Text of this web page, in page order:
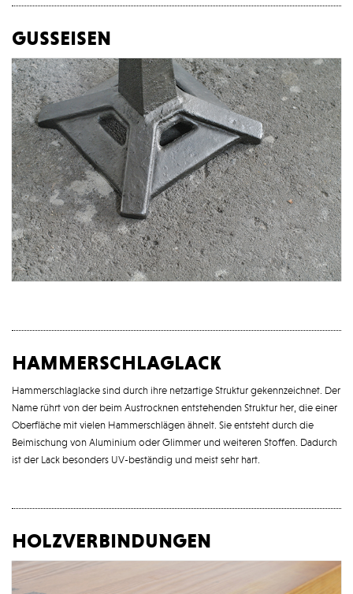
gusseisen
hammerschlaglack
Hammerschlaglacke sind durch ihre netzartige Struktur gekennzeichnet. Der
Name rührt von der beim Austrocknen entstehenden Struktur her, die einer
Oberfläche mit vielen Hammerschlägen ähnelt. Sie entsteht durch die
Beimischung von Aluminium oder Glimmer und weiteren Stoffen. Dadurch
ist der Lack besonders UV-beständig und meist sehr hart.
holzverbindungen